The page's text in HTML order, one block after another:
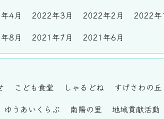
4月 2022年3月 2022年2月 2022年
8月 2021年7月 2021年6月
こども食堂 しゃるどね すげさわの丘
ゆうあいくらぶ 南陽の里 地域貢献活動